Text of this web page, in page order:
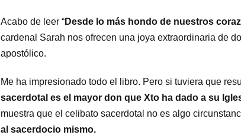
Acabo de leer “Desde lo más hondo de nuestros
cardenal Sarah nos ofrecen una joya extraordinaria de
apostólico.
Me ha impresionado todo el libro. Pero si tuviera que
sacerdotal es el mayor don que Xto ha dado a su
muestra que el celibato sacerdotal no es algo
al sacerdocio mismo.